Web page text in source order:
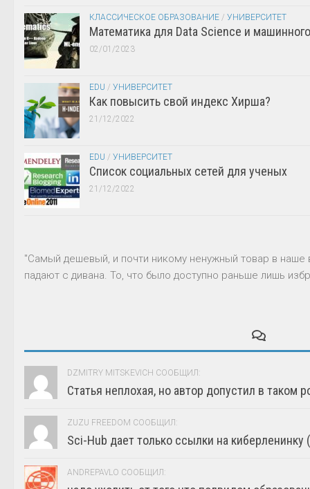
КЛАССИЧЕСКОЕ ОБРАЗОВАНИЕ / УНИВЕРСИТЕТ
Математика для Data Science и
02/01/2023
EDU / УНИВЕРСИТЕТ
Как повысить свой индекс Хирша?
21/12/2022
EDU / УНИВЕРСИТЕТ
Список социальных сетей для ученых
21/12/2022
"Самый дешевый, и почти никому ненужный товар в
падают с дивана. То, что было доступно раньше лишь
DZMITRY MITSKEVICH СООБЩИЛ:
Статья неплохая, но автор допустил в таком
ZUZU FREEDOM СООБЩИЛ:
Sci-Hub дает только ссылки на киберленинку
ANDREPAVLO СООБЩИЛ: